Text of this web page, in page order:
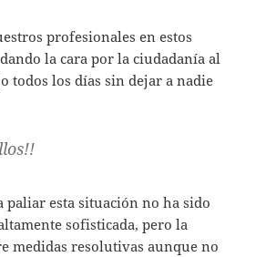
profesionales en estos
la cara por la ciudadanía al
todos los días sin dejar a nadie
paliar esta situación no ha sido
sofisticada, pero la
medidas resolutivas aunque no